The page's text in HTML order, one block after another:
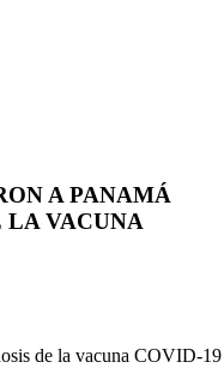
A PANAMÁ
LA VACUNA
de la vacuna COVID-